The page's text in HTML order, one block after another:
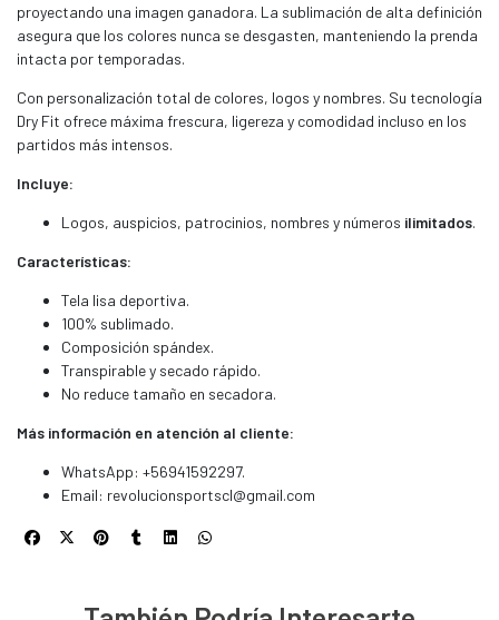
proyectando una imagen ganadora. La sublimación de alta definición
asegura que los colores nunca se desgasten, manteniendo la prenda
intacta por temporadas.
Con personalización total de colores, logos y nombres. Su tecnología
Dry Fit ofrece máxima frescura, ligereza y comodidad incluso en los
partidos más intensos.
Incluye:
Logos, auspicios, patrocinios, nombres y números ilimitados.
Características:
Tela lisa deportiva.
100% sublimado.
Composición spándex.
Transpirable y secado rápido.
No reduce tamaño en secadora.
Más información en atención al cliente:
WhatsApp: +56941592297.
Email: revolucionsportscl@gmail.com